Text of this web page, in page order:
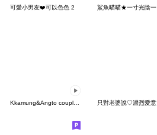
可愛小男友❤️可以色色 2
只對老婆說♡濃烈愛意